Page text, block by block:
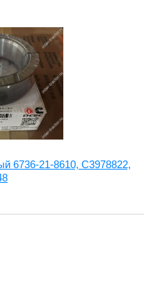
6736-21-8610, C3978822,